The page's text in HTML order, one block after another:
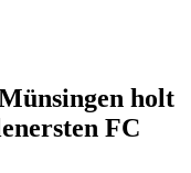
holt
FC